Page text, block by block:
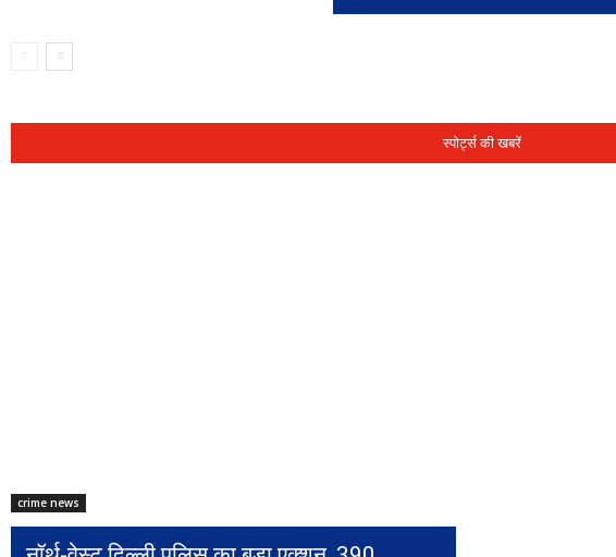
स्पोर्ट्स की खबरें
crime news